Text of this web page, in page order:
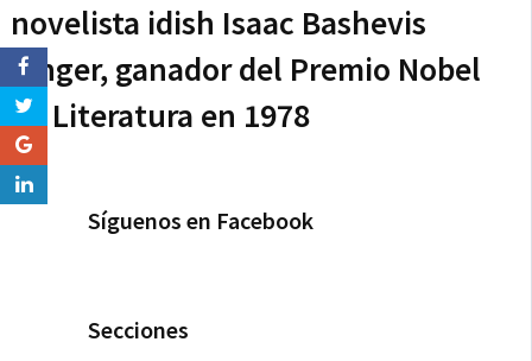
novelista idish Isaac Bashevis
Singer, ganador del Premio Nobel
de Literatura en 1978
Síguenos en Facebook
Secciones